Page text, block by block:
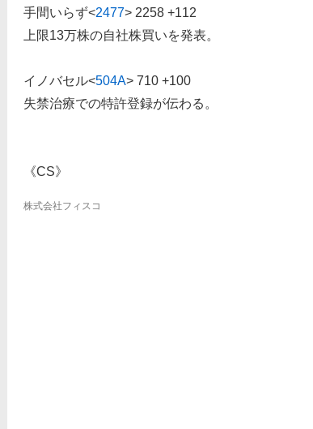
手間いらず<2477> 2258 +112
上限13万株の自社株買いを発表。
イノバセル<504A> 710 +100
失禁治療での特許登録が伝わる。
《CS》
株式会社フィスコ